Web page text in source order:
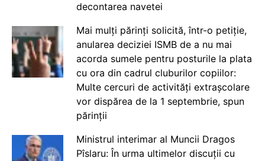
decontarea navetei
Mai mulți părinți solicită, într-o petiție,
anularea deciziei ISMB de a nu mai
acorda sumele pentru posturile la plata
cu ora din cadrul cluburilor copiilor:
Multe cercuri de activități extrașcolare
vor dispărea de la 1 septembrie, spun
părinții
Ministrul interimar al Muncii Dragos
Pîslaru: În urma ultimelor discuții cu